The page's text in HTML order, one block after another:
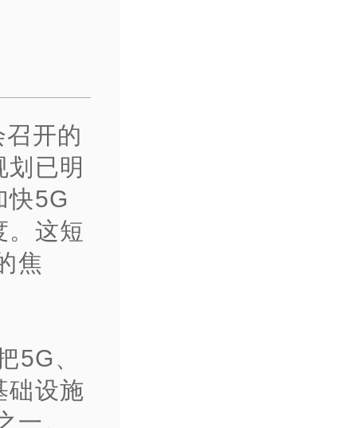
开的
已明
快5G
。这短
焦
5G、
础设施
一。